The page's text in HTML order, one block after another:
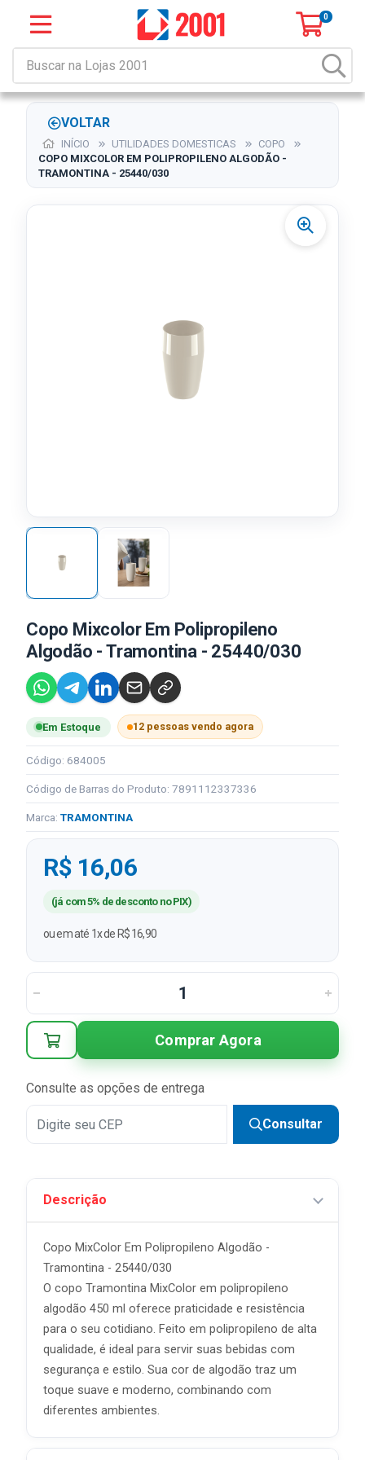
0
VOLTAR
INÍCIO UTILIDADES DOMESTICAS
COPO
COPO MIXCOLOR EM POLIPROPILENO ALGODÃO -
TRAMONTINA - 25440/030
Copo Mixcolor Em Polipropileno
Algodão - Tramontina - 25440/030
Em Estoque 12 pessoas vendo agora
Código: 684005
Código de Barras do Produto: 7891112337336
Marca: TRAMONTINA
R$ 16,06
(já com 5% de desconto no PIX)
ou em até 1x de R$ 16,90
Comprar Agora
Consulte as opções de entrega
Consultar
Descrição
Copo MixColor Em Polipropileno Algodão -
Tramontina - 25440/030
O copo Tramontina MixColor em polipropileno
algodão 450 ml oferece praticidade e resistência
para o seu cotidiano. Feito em polipropileno de alta
qualidade, é ideal para servir suas bebidas com
segurança e estilo. Sua cor de algodão traz um
toque suave e moderno, combinando com
diferentes ambientes.